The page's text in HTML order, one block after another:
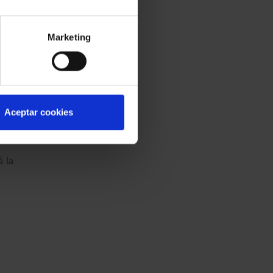
Marketing
Aceptar cookies
de
la